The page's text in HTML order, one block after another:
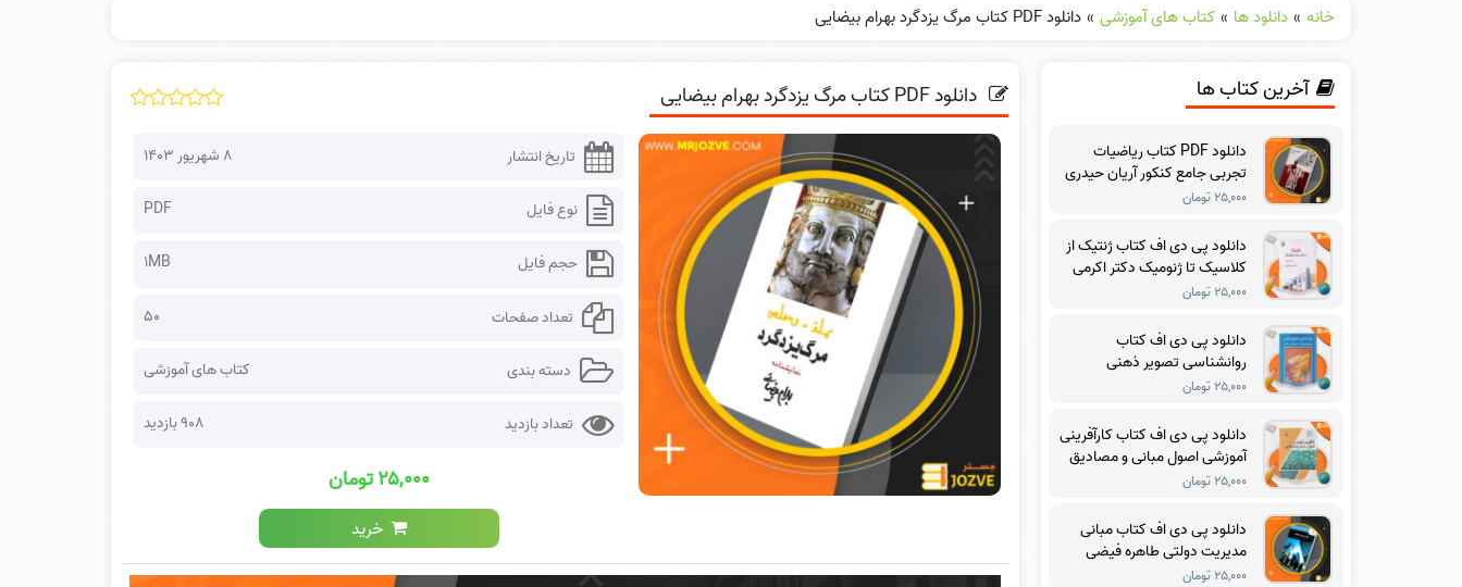
خانه » دانلود ها » کتاب های آموزشی » دانلود PDF کتاب مرگ یزدگرد بهرام بیضایی
دانلود PDF کتاب مرگ یزدگرد بهرام بیضایی
تاریخ انتشار ۸ شهریور ۱۴۰۳
نوع فایل PDF
حجم فایل 1MB
تعداد صفحات 50
دسته بندی کتاب های آموزشی
تعداد بازدید 908 بازدید
۲۵,۰۰۰ تومان
خرید
آخرین کتاب ها
دانلود PDF کتاب ریاضیات
تجربی جامع کنکور آریان حیدری
۲۵,۰۰۰ تومان
دانلود پی دی اف کتاب ژنتیک از
کلاسیک تا ژنومیک دکتر اکرمی
PDF
۲۵,۰۰۰ تومان
دانلود پی دی اف کتاب
روانشناسی تصویر ذهنی
ماکسول مالتز PDF
۲۵,۰۰۰ تومان
دانلود پی دی اف کتاب کارآفرینی
آموزشی اصول مبانی و مصادیق
دکتر مرتضی رضایی زاده PDF
۲۵,۰۰۰ تومان
دانلود پی دی اف کتاب مبانی
مدیریت دولتی طاهره فیضی
PDF
۲۵,۰۰۰ تومان